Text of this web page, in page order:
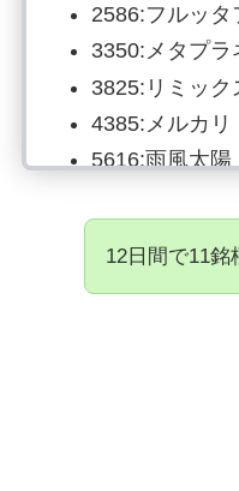
2586:フルッタ
3350:メタプラ
3825:リミック
4385:メルカリ
5616:雨風太陽
7074:トゥエ
7267:本田技研
12日間で11銘